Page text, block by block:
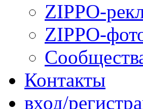
ZIPPO-
ZIPPO-
Контакты
вход/